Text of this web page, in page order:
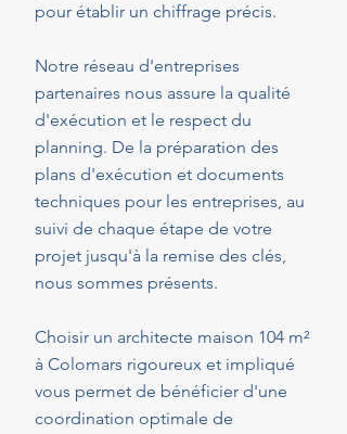
pour établir un chiffrage précis.
Notre réseau d'entreprises
partenaires nous assure la qualité
d'exécution et le respect du
planning. De la préparation des
plans d'exécution et documents
techniques pour les entreprises, au
suivi de chaque étape de votre
projet jusqu'à la remise des clés,
nous sommes présents.
Choisir un architecte maison 104 m²
à Colomars rigoureux et impliqué
vous permet de bénéficier d'une
coordination optimale de